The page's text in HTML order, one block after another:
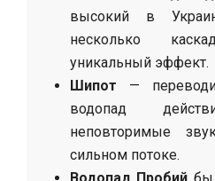
высокий в
несколько
уникальный эффект.
Шипот —
водопад
неповторимые
сильном потоке.